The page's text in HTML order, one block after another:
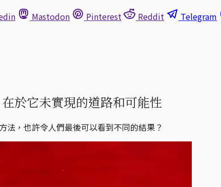
Mastodon Pinterest Reddit Telegram
於它未實現的道路和可能性
，也許令人們最後可以看到不同的結果？